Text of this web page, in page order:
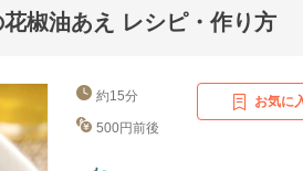
椒油あえ レシピ・作り方
約15分
500円前後
お気に